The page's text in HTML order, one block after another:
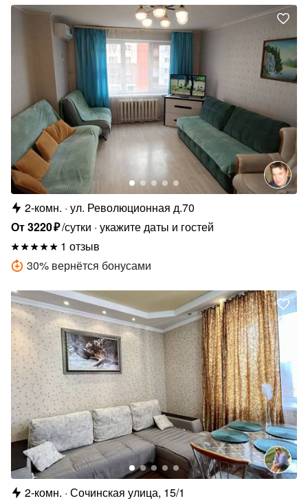
2-комн. ул. Революционная д.70
От3220₽/сутки укажите даты и гостей
1 отзыв
30% вернётся бонусами
2-комн. Сочинская улица, 15/1